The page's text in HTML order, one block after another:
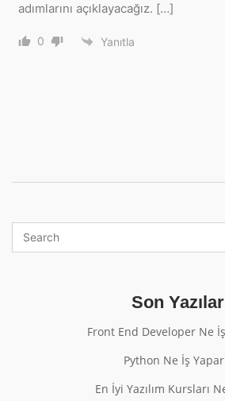
adımlarını açıklayacağız. […]
0 Yanıtla
Son Yazılar
Front End Developer Ne
Python Ne İş Yapar
En İyi Yazılım Kursları